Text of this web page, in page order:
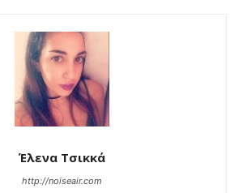
Έλενα Τσικκά
http://noiseair.com